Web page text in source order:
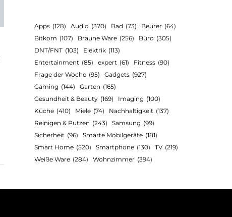
Apps (128) Audio (370) Bad (73) Beurer (64)
Bitkom (107) Braune Ware (256) Büro (305)
DNT/FNT (103) Elektrik (113)
Entertainment (85) expert (61) Fitness (90)
Frage der Woche (95) Gadgets (927)
Gaming (144) Garten (165)
Gesundheit & Beauty (169) Imaging (100)
Küche (410) Miele (74) Nachhaltigkeit (137)
Reinigen & Putzen (243) Samsung (99)
Sicherheit (96) Smarte Mobilgeräte (181)
Smart Home (520) Smartphone (130) TV (219)
Weiße Ware (284) Wohnzimmer (394)